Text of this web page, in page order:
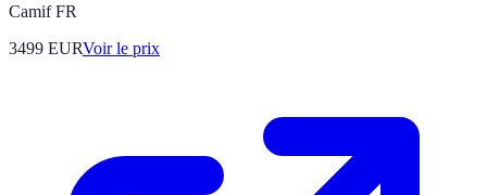
Camif FR
3499 EURVoir le prix